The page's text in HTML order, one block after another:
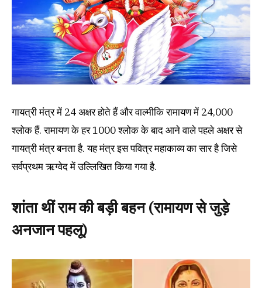
गायत्री मंत्र में 24 अक्षर होते हैं और वाल्मीकि रामायण में 24,000
श्लोक हैं. रामायण के हर 1000 श्लोक के बाद आने वाले पहले अक्षर से
गायत्री मंत्र बनता है. यह मंत्र इस पवित्र महाकाव्य का सार है जिसे
सर्वप्रथम ऋग्वेद में उल्लिखित किया गया है.
शांता थीं राम की बड़ी बहन (रामायण से जुड़े
अनजान पहलू)